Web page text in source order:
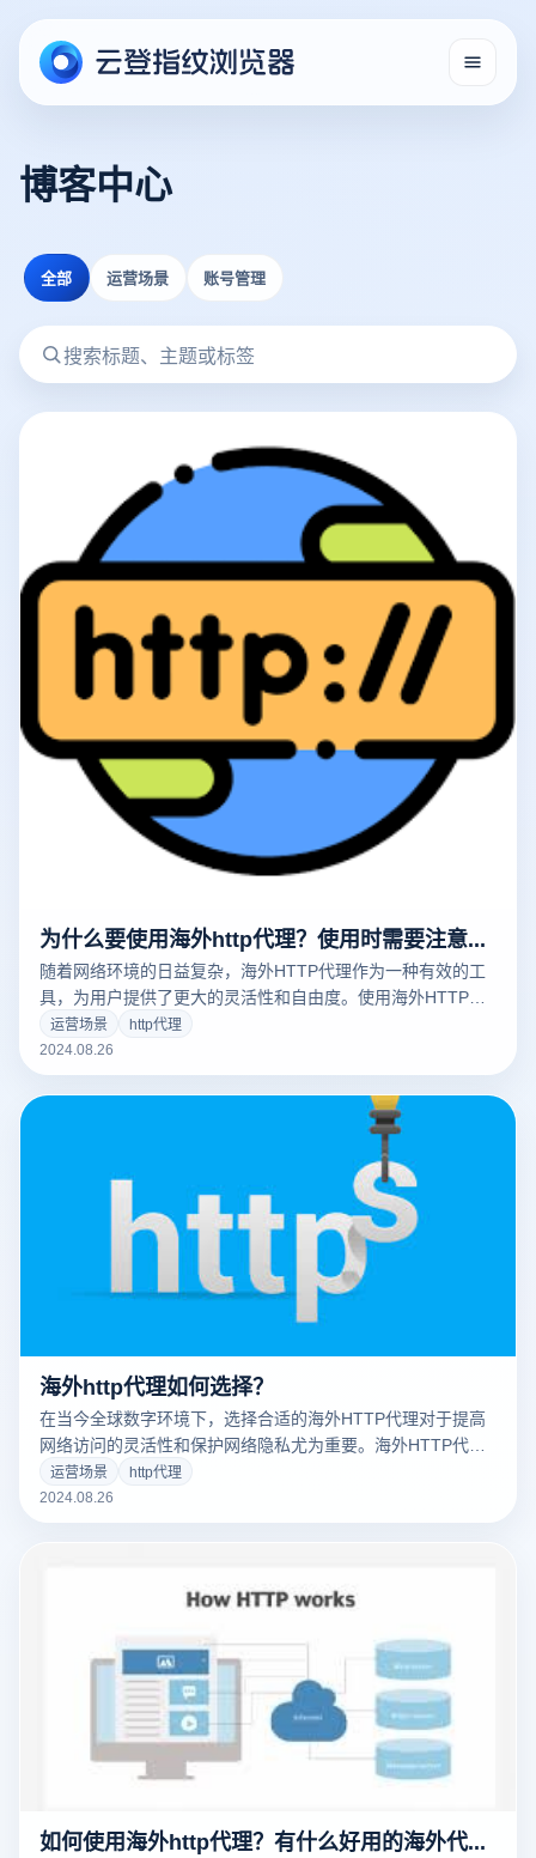
博客中心
全部 运营场景 账号管理
为什么要使用海外http代理？使用时需要注意什么？
随着网络环境的日益复杂，海外HTTP代理作为一种有效的工
具，为用户提供了更大的灵活性和自由度。使用海外HTTP代
理可以帮助绕过地理限制，浏览国际流媒体服务、国外新闻网
站等在当地无法直接获取的内容。同时，它还可以隐藏客户的
真实IP地址，保护在线隐私，增强网络安全性。但是，虽然海
外HTTP代理带来了很多便利，但是客户在使用的过程中也需
要注意一些关键问题，包括代理商的选择、隐私保护和潜在的
法律风险。接下来，我们可以确保护您可以帮助您使用这些事
运营场景
http代理
2024.08.26
海外http代理如何选择？
在当今全球数字环境下，选择合适的海外HTTP代理对于提高
网络访问的灵活性和保护网络隐私尤为重要。海外HTTP代理
不仅可以帮助绕过地理限制，浏览全球内容，还可以在一定程
度上保护用户的真实IP地址不被泄露。然而，市场上有许多服
务咨询。如何选择可靠、安全、高效的服务咨询已经成为客户
运营场景
http代理
2024.08.26
如何使用海外http代理？有什么好用的海外代理ip推荐？